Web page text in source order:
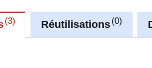
wss/service/
3 Réutilisations 0